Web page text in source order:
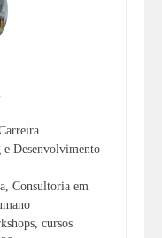
Desenvolvimento
Consultoria em
cursos